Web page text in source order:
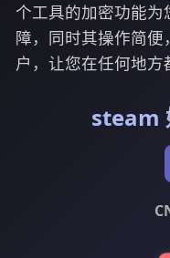
个工具的加密功能
障，同时其操作简
户，让您在任何地方
steam